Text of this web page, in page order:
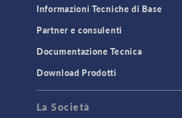
Informazioni Tecniche di Base
Partner e consulenti
Documentazione Tecnica
Download Prodotti
La Società